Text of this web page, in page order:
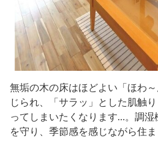
無垢の木の床はほどよい「ほわ
じられ、「サラッ」とした肌触
ってしまいたくなります…。調
を守り、季節感を感じながら住